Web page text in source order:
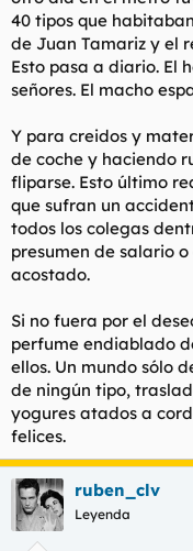
40 tipos que
de Juan Tamariz y el
Esto pasa a diario. El
señores. El macho
Y para creidos y
de coche y haciendo
fliparse. Esto último
que sufran un
todos los colegas
presumen de salario
acostado.
Si no fuera por el
perfume endiablado
ellos. Un mundo sólo
de ningún tipo,
yogures atados a
felices.
ruben_clv
Leyenda